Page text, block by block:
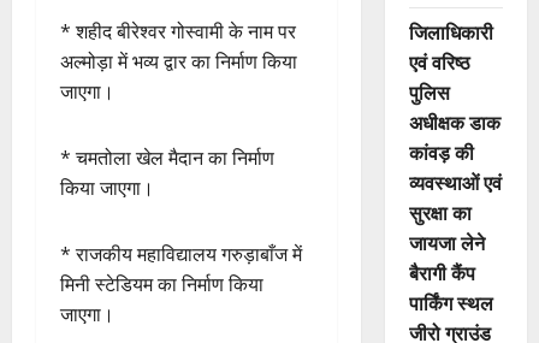
* शहीद बीरेश्वर गोस्वामी के नाम पर
अल्मोड़ा में भव्य द्वार का निर्माण किया
जाएगा।
* चमतोला खेल मैदान का निर्माण
किया जाएगा।
* राजकीय महाविद्यालय गरुड़ाबाँज में
मिनी स्टेडियम का निर्माण किया
जाएगा।
जिलाधिकारी
एवं वरिष्ठ
पुलिस
अधीक्षक डाक
कांवड़ की
व्यवस्थाओं एवं
सुरक्षा का
जायजा लेने
बैरागी कैंप
पार्किंग स्थल
जीरो ग्राउंड